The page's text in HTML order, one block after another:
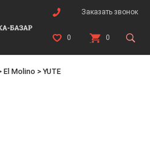
Заказать звонок
0 0
El Molino > YUTE